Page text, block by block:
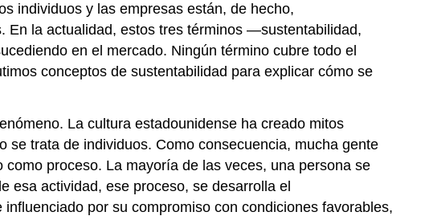
individuos y las empresas están, de hecho,
En la actualidad, estos tres términos —sustentabilidad,
en el mercado. Ningún término cubre todo el
conceptos de sustentabilidad para explicar cómo se
La cultura estadounidense ha creado mitos
trata de individuos. Como consecuencia, mucha gente
proceso. La mayoría de las veces, una persona se
esa actividad, ese proceso, se desarrolla el
por su compromiso con condiciones favorables,